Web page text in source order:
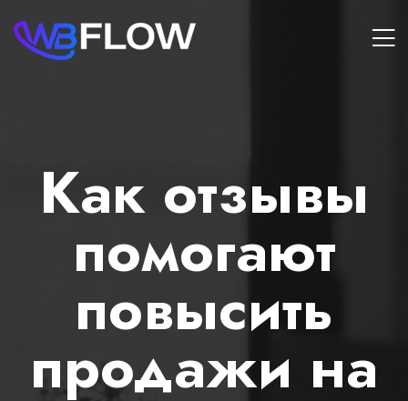
Как отзывы
помогают
повысить
продажи на